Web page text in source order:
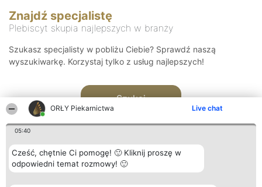
ORŁY Piekarnictwa Live chat
05:40
Cześć, chętnie Ci pomogę! 🙂 Kliknij proszę w
odpowiedni temat rozmowy! 🙂
Znajdź specjalistę
Plebiscyt skupia najlepszych w branży
Szukasz specjalisty w pobliżu Ciebie? Sprawdź naszą
wyszukiwarkę. Korzystaj tylko z usług najlepszych!
Szukaj
Organizator plebiscytu Plebiscyt Kontakt